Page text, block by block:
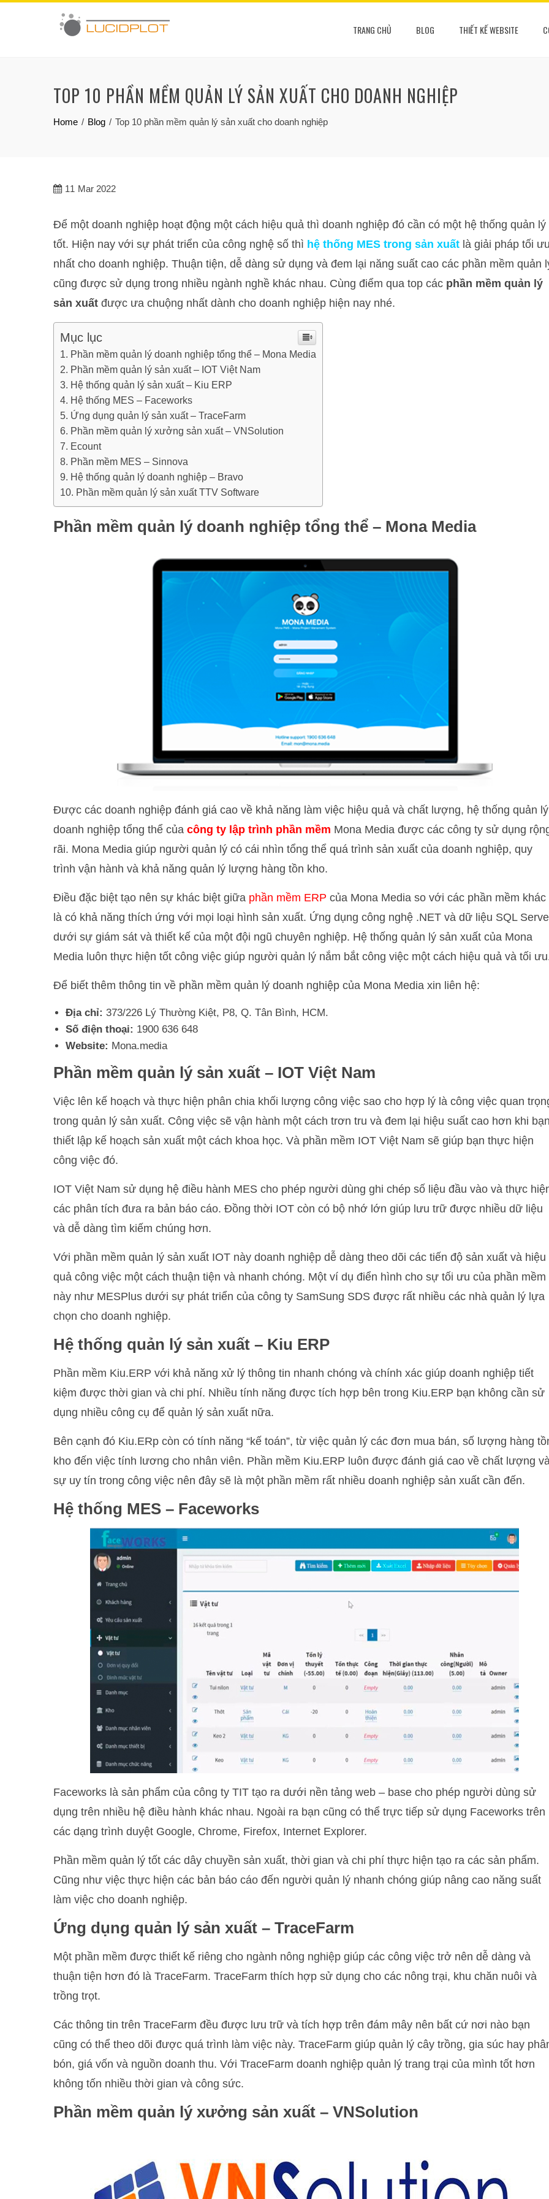
TRANG CHỦ BLOG THIẾT KẾ WEBSITE
TOP 10 PHẦN MỀM QUẢN LÝ SẢN XUẤT CHO DOANH NGHIỆP
Home Blog Top 10 phần mềm quản lý sản xuất cho doanh nghiệp
11 Mar 2022
Để một doanh nghiệp hoạt động một cách hiệu quả thì doanh nghiệp đó cần có một hệ thống quản lý
tốt. Hiện nay với sự phát triển của công nghệ số thì hệ thống MES trong sản xuất là giải pháp tối ưu
nhất cho doanh nghiệp. Thuận tiện, dễ dàng sử dụng và đem lại năng suất cao các phần mềm quản
cũng được sử dụng trong nhiều ngành nghề khác nhau. Cùng điểm qua top các phần mềm quản lý
sản xuất được ưa chuộng nhất dành cho doanh nghiệp hiện nay nhé.
Mục lục
Phần mềm quản lý doanh nghiệp tổng thể – Mona Media
Phần mềm quản lý sản xuất – IOT Việt Nam
Hệ thống quản lý sản xuất – Kiu ERP
Hệ thống MES – Faceworks
Ứng dụng quản lý sản xuất – TraceFarm
Phần mềm quản lý xưởng sản xuất – VNSolution
Ecount
Phần mềm MES – Sinnova
Hệ thống quản lý doanh nghiệp – Bravo
Phần mềm quản lý sản xuất TTV Software
Phần mềm quản lý doanh nghiệp tổng thể – Mona Media
Được các doanh nghiệp đánh giá cao về khả năng làm việc hiệu quả và chất lượng, hệ thống quản lý
doanh nghiệp tổng thể của công ty lập trình phần mềm Mona Media được các công ty sử dụng
rãi. Mona Media giúp người quản lý có cái nhìn tổng thể quá trình sản xuất của doanh nghiệp, quy
trình vận hành và khả năng quản lý lượng hàng tồn kho.
Điều đặc biệt tạo nên sự khác biệt giữa phần mềm ERP của Mona Media so với các phần mềm khác
là có khả năng thích ứng với mọi loại hình sản xuất. Ứng dụng công nghệ .NET và dữ liệu SQL
dưới sự giám sát và thiết kế của một đội ngũ chuyên nghiệp. Hệ thống quản lý sản xuất của Mona
Media luôn thực hiện tốt công việc giúp người quản lý nắm bắt công việc một cách hiệu quả và tối
Để biết thêm thông tin về phần mềm quản lý doanh nghiệp của Mona Media xin liên hệ:
Địa chỉ: 373/226 Lý Thường Kiệt, P8, Q. Tân Bình, HCM.
Số điện thoại: 1900 636 648
Website: Mona.media
Phần mềm quản lý sản xuất – IOT Việt Nam
Việc lên kế hoạch và thực hiện phân chia khối lượng công việc sao cho hợp lý là công việc quan
trong quản lý sản xuất. Công việc sẽ vận hành một cách trơn tru và đem lại hiệu suất cao hơn khi bạn
thiết lập kế hoạch sản xuất một cách khoa học. Và phần mềm IOT Việt Nam sẽ giúp bạn thực hiện
công việc đó.
IOT Việt Nam sử dụng hệ điều hành MES cho phép người dùng ghi chép số liệu đầu vào và thực
các phân tích đưa ra bản báo cáo. Đồng thời IOT còn có bộ nhớ lớn giúp lưu trữ được nhiều dữ liệu
và dễ dàng tìm kiếm chúng hơn.
Với phần mềm quản lý sản xuất IOT này doanh nghiệp dễ dàng theo dõi các tiến độ sản xuất và hiệu
quả công việc một cách thuận tiện và nhanh chóng. Một ví dụ điển hình cho sự tối ưu của phần mềm
này như MESPlus dưới sự phát triển của công ty SamSung SDS được rất nhiều các nhà quản lý lựa
chọn cho doanh nghiệp.
Hệ thống quản lý sản xuất – Kiu ERP
Phần mềm Kiu.ERP với khả năng xử lý thông tin nhanh chóng và chính xác giúp doanh nghiệp tiết
kiệm được thời gian và chi phí. Nhiều tính năng được tích hợp bên trong Kiu.ERP bạn không cần sử
dụng nhiều công cụ để quản lý sản xuất nữa.
Bên cạnh đó Kiu.ERp còn có tính năng “kế toán”, từ việc quản lý các đơn mua bán, số lượng hàng
kho đến việc tính lương cho nhân viên. Phần mềm Kiu.ERP luôn được đánh giá cao về chất lượng
sự uy tín trong công việc nên đây sẽ là một phần mềm rất nhiều doanh nghiệp sản xuất cần đến.
Hệ thống MES – Faceworks
Faceworks là sản phẩm của công ty TIT tạo ra dưới nền tảng web – base cho phép người dùng sử
dụng trên nhiều hệ điều hành khác nhau. Ngoài ra bạn cũng có thể trực tiếp sử dụng Faceworks trên
các dạng trình duyệt Google, Chrome, Firefox, Internet Explorer.
Phần mềm quản lý tốt các dây chuyền sản xuất, thời gian và chi phí thực hiện tạo ra các sản phẩm.
Cũng như việc thực hiện các bản báo cáo đến người quản lý nhanh chóng giúp nâng cao năng suất
làm việc cho doanh nghiệp.
Ứng dụng quản lý sản xuất – TraceFarm
Một phần mềm được thiết kế riêng cho ngành nông nghiệp giúp các công việc trở nên dễ dàng và
thuận tiện hơn đó là TraceFarm. TraceFarm thích hợp sử dụng cho các nông trại, khu chăn nuôi và
trồng trọt.
Các thông tin trên TraceFarm đều được lưu trữ và tích hợp trên đám mây nên bất cứ nơi nào bạn
cũng có thể theo dõi được quá trình làm việc này. TraceFarm giúp quản lý cây trồng, gia súc hay
bón, giá vốn và nguồn doanh thu. Với TraceFarm doanh nghiệp quản lý trang trại của mình tốt hơn
không tốn nhiều thời gian và công sức.
Phần mềm quản lý xưởng sản xuất – VNSolution